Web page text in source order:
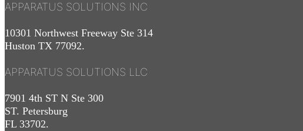
APPARATUS SOLUTIONS INC
10301 Northwest Freeway Ste 314
Huston TX 77092.
APPARATUS SOLUTIONS LLC
7901 4th ST N Ste 300
ST. Petersburg
FL 33702.